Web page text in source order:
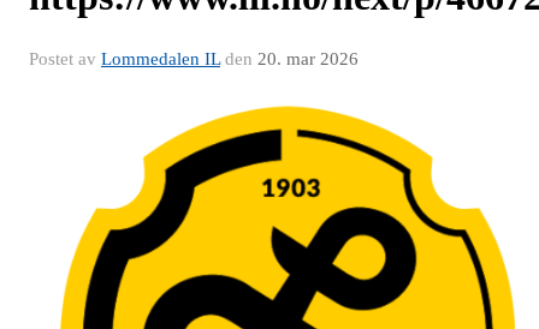
Postet av Lommedalen ILden 20. mar 2026